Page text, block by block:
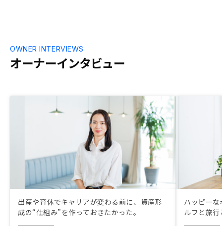
オーナーインタビュー
OWNER INTERVIEWS
出産や育休でキャリアが変わる前に、資産形
成の“仕組み”を作っておきたかった。
ハッピー
ルフと旅